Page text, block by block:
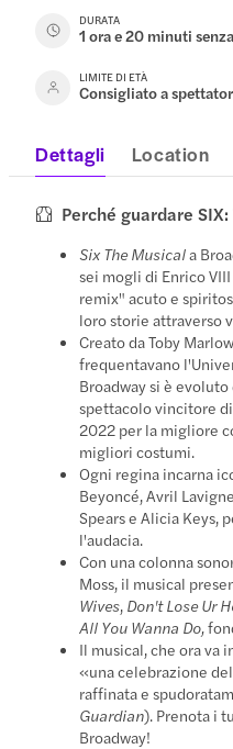
DURATA
1 ora e 20 minuti
LIMITE DI ETÀ
Consigliato a
Dettagli Location
Perché guardare
Six The Musicala
sei mogli di Enrico
remix" acuto e
loro storie attraverso
Creato da Toby
frequentavano
Broadway si è
spettacolo vincitore
2022 per la migliore
migliori costumi.
Ogni regina incarna
Beyoncé, Avril
Spears e Alicia Keys,
l'audacia.
Con una colonna
Moss, il musical
Wives, Don't Lose Ur
All You Wanna Do,
Il musical, che ora va
«una celebrazione
raffinata e
Guardian). Prenota i
Broadway!